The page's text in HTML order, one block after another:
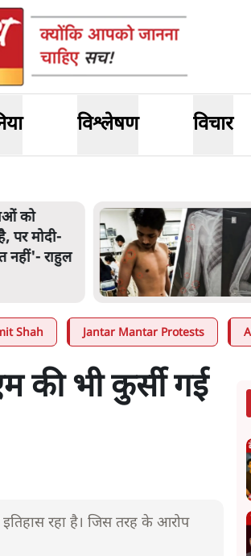
विश्लेषण विचार
को
पर मोदी-
नहीं'- राहुल
Shah Jantar Mantar Protests
की भी कुर्सी गई
इतिहास रहा है। जिस तरह के आरोप